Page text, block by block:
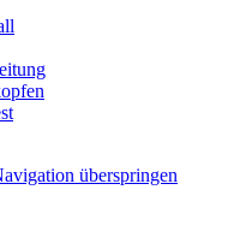
überspringen